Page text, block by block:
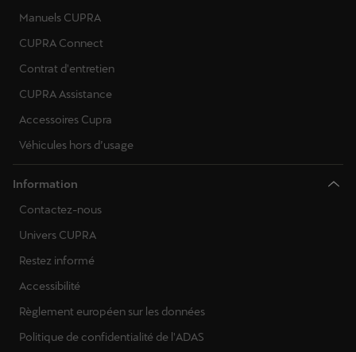
Manuels CUPRA
CUPRA Connect
Contrat d'entretien
CUPRA Assistance
Accessoires Cupra
Véhicules hors d’usage
Information
Contactez-nous
Univers CUPRA
Restez informé
Accessibilité
Règlement européen sur les données
Politique de confidentialité de l'ADAS